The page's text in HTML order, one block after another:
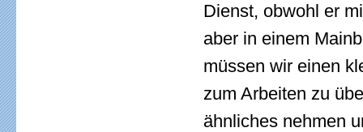
Dienst, obwohl er
aber in einem
müssen wir einen
zum Arbeiten zu
ähnliches nehmen